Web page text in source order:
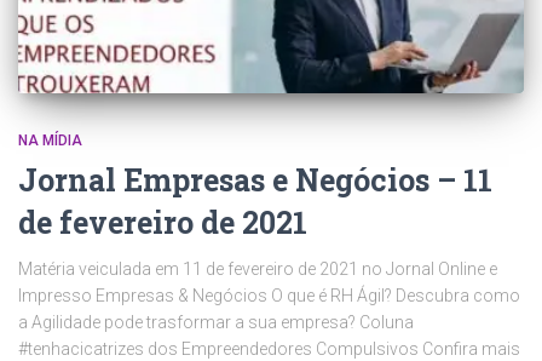
NA MÍDIA
Jornal Empresas e Negócios – 11
de fevereiro de 2021
Matéria veiculada em 11 de fevereiro de 2021 no Jornal Online e
Impresso Empresas & Negócios O que é RH Ágil? Descubra como
a Agilidade pode trasformar a sua empresa? Coluna
#tenhacicatrizes dos Empreendedores Compulsivos Confira mais